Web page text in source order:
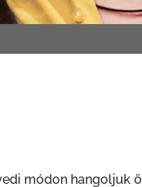
módon hangoljuk